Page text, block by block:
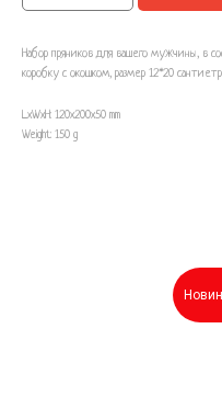
Набор пряников для вашего мужчины, в
коробку с окошком, размер 12*20
LxWxH: 120x200x50 mm
Weight: 150 g